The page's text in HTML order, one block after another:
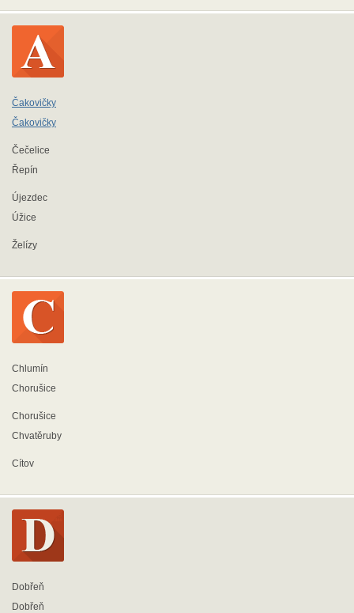
Čakovičky
Čakovičky
Čečelice
Řepín
Újezdec
Úžice
Želízy
Chlumín
Chorušice
Chorušice
Chvatěruby
Cítov
Dobřeň
Dobřeň